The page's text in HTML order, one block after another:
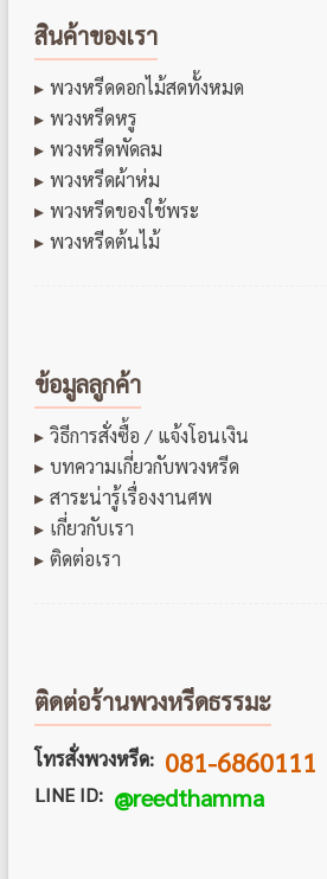
สินค้าของเรา
พวงหรีดดอกไม้สดทั้งหมด
พวงหรีดหรู
พวงหรีดพัดลม
พวงหรีดผ้าห่ม
พวงหรีดของใช้พระ
พวงหรีดต้นไม้
ข้อมูลลูกค้า
วิธีการสั่งซื้อ / แจ้งโอนเงิน
บทความเกี่ยวกับพวงหรีด
สาระน่ารู้เรื่องงานศพ
เกี่ยวกับเรา
ติดต่อเรา
ติดต่อร้านพวงหรีดธรรมะ
โทรสั่งพวงหรีด: 081-6860111
LINE ID: @reedthamma